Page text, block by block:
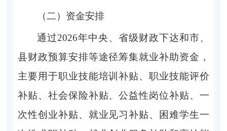
（二）资金安排
通过2026年中央、省级财政下达和市、
县财政预算安排等途径筹集就业补助资金，
主要用于职业技能培训补贴、职业技能评价
补贴、社会保险补贴、公益性岗位补贴、一
次性创业补贴、就业见习补贴、困难学生一